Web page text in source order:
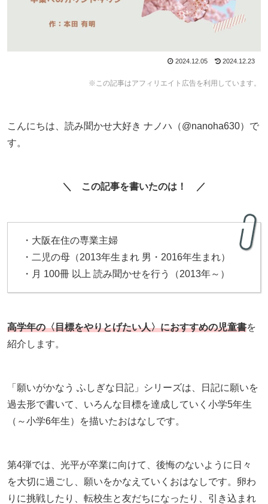
2024.12.05 2024.12.23
※この記事はアフィリエイト広告を利用しています。
こんにちは、読み聞かせ大好き ナノハ（@nanoha630）で
す。
＼ この記事を書いたのは！ ／
・大阪在住の専業主婦
・二児の母（2013年生まれ 男・2016年生まれ）
・月 100冊 以上 読み聞かせを行う（2013年～）
高学年の〈目標をやりとげたい人〉におすすめの児童書を
紹介します。
「願いがかなう ふしぎな日記」シリーズは、日記に願いを
過去形で書いて、いろんな目標を達成していく小学5年生
（～小学6年生）を描いたおはなしです。
第4弾では、光平が卒業に向けて、後悔のないように日々
を大切に過ごし、願いをかなえていくおはなしです。卵わ
りに挑戦したり、転校生と友だちになったり、引き込まれ